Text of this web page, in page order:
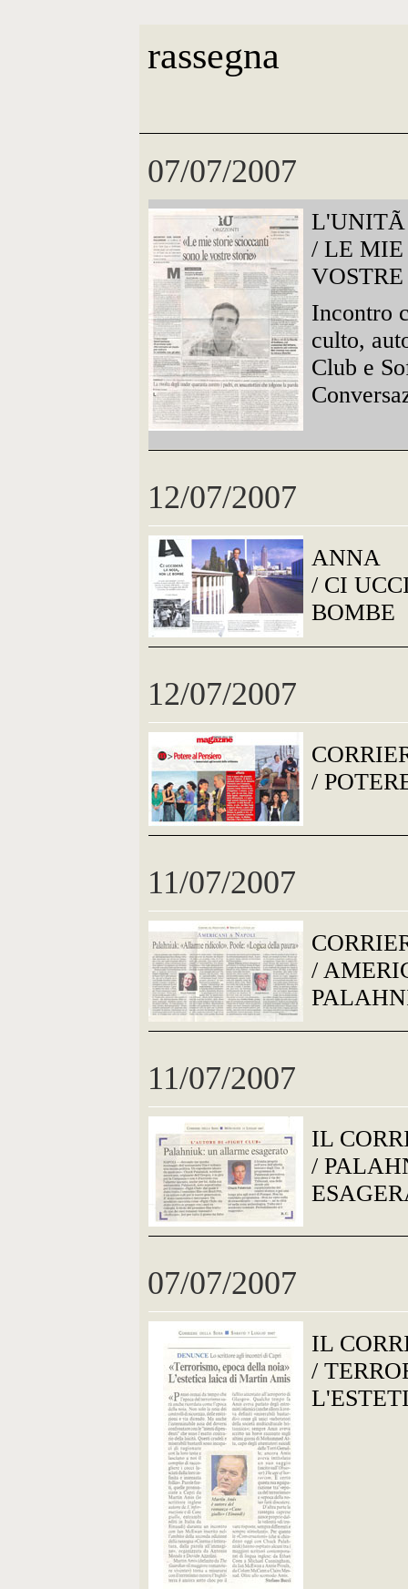
rassegna
07/07/2007
/ LE MIE
VOSTRE
Incontro
culto,
Club e
12/07/2007
ANNA
/ CI
BOMBE
12/07/2007
/
11/07/2007
/
11/07/2007
IL
/
07/07/2007
IL
/